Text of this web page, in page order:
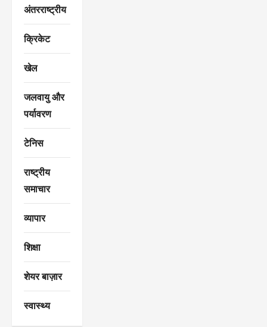
अंतरराष्ट्रीय
क्रिकेट
खेल
जलवायु और
पर्यावरण
टेनिस
राष्ट्रीय
समाचार
व्यापार
शिक्षा
शेयर बाज़ार
स्वास्थ्य